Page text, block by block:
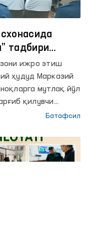
тадбири
ижро этиш
ҳудуд Марказий
мутлақ йўл
қилувчи
Батафсил